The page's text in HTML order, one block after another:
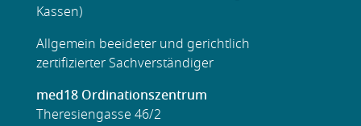
Kassen)
Allgemein beeideter und gerichtlich
zertifizierter Sachverständiger
med18 Ordinationszentrum
Theresiengasse 46/2